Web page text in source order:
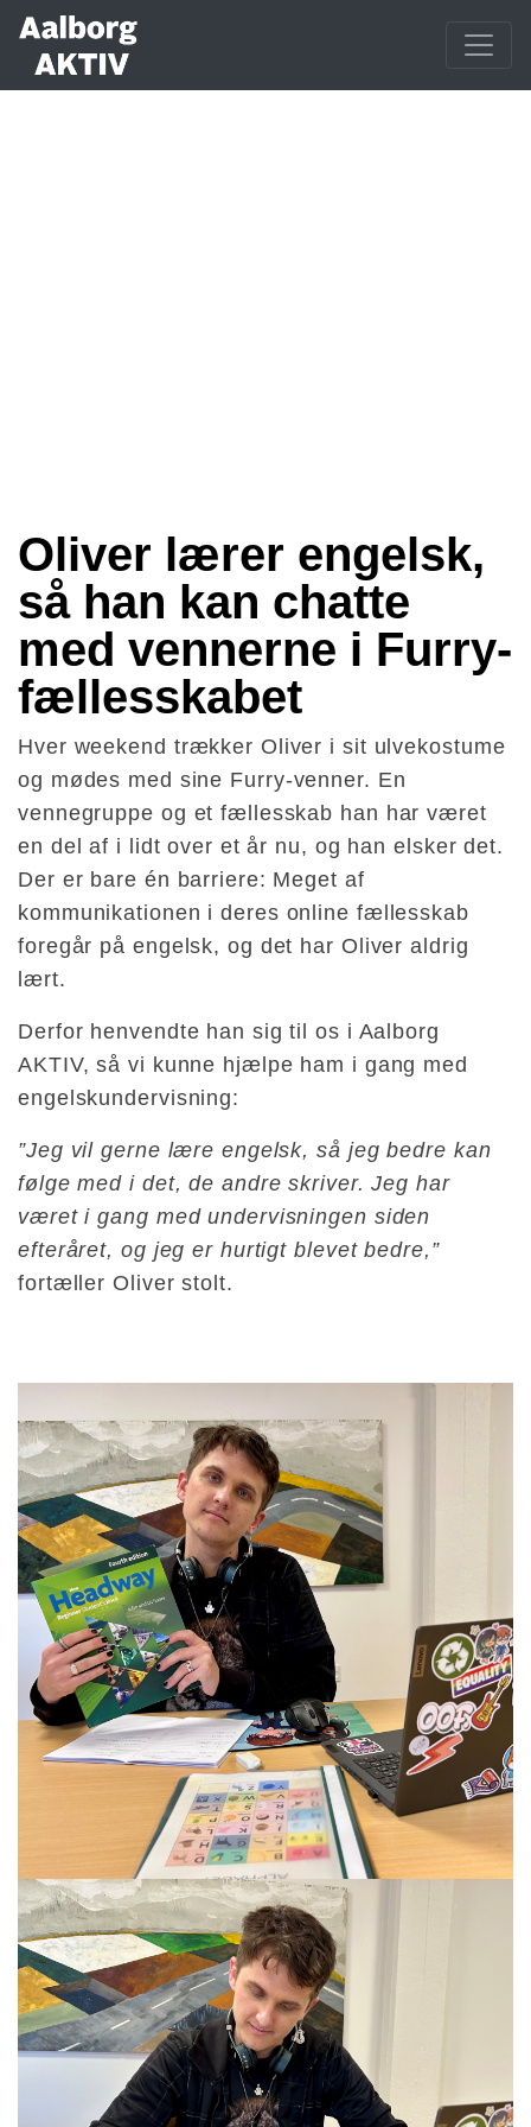
Oliver lærer engelsk,
så han kan chatte
med vennerne i Furry-
fællesskabet
Hver weekend trækker Oliver i sit ulvekostume
og mødes med sine Furry-venner. En
vennegruppe og et fællesskab han har været
en del af i lidt over et år nu, og han elsker det.
Der er bare én barriere: Meget af
kommunikationen i deres online fællesskab
foregår på engelsk, og det har Oliver aldrig
lært.
Derfor henvendte han sig til os i Aalborg
AKTIV, så vi kunne hjælpe ham i gang med
engelskundervisning:
”Jeg vil gerne lære engelsk, så jeg bedre kan
følge med i det, de andre skriver. Jeg har
været i gang med undervisningen siden
efteråret, og jeg er hurtigt blevet bedre,”
fortæller Oliver stolt.